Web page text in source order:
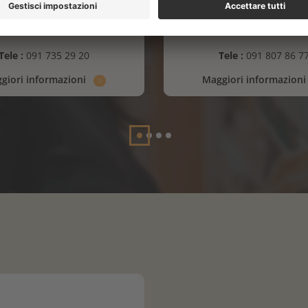
: 091 735 29 20
informazioni
Fust
Tele : 091 807 86
Maggiori